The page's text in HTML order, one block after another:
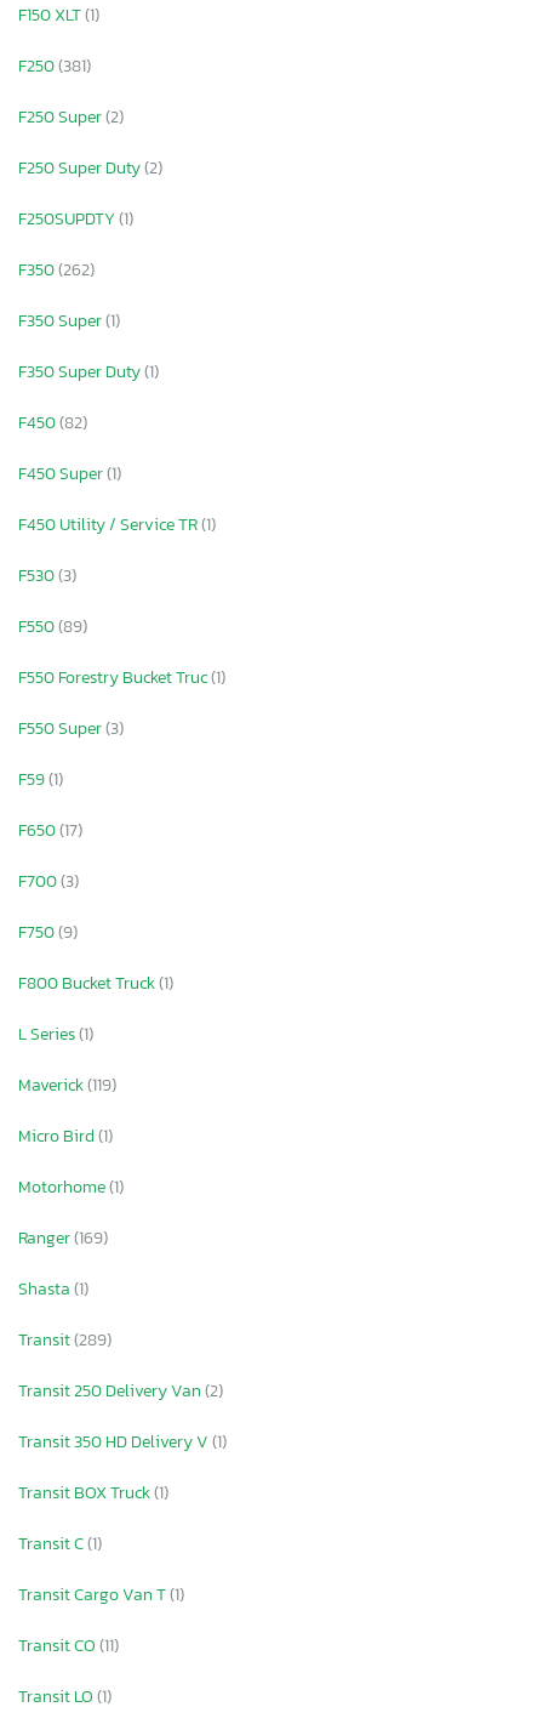
F150 XLT(1)
F250(381)
F250 Super(2)
F250 Super Duty(2)
F250SUPDTY(1)
F350(262)
F350 Super(1)
F350 Super Duty(1)
F450(82)
F450 Super(1)
F450 Utility / Service TR(1)
F530(3)
F550(89)
F550 Forestry Bucket Truc(1)
F550 Super(3)
F59(1)
F650(17)
F700(3)
F750(9)
F800 Bucket Truck(1)
L Series(1)
Maverick(119)
Micro Bird(1)
Motorhome(1)
Ranger(169)
Shasta(1)
Transit(289)
Transit 250 Delivery Van(2)
Transit 350 HD Delivery V(1)
Transit BOX Truck(1)
Transit C(1)
Transit Cargo Van T(1)
Transit CO(11)
Transit LO(1)
×